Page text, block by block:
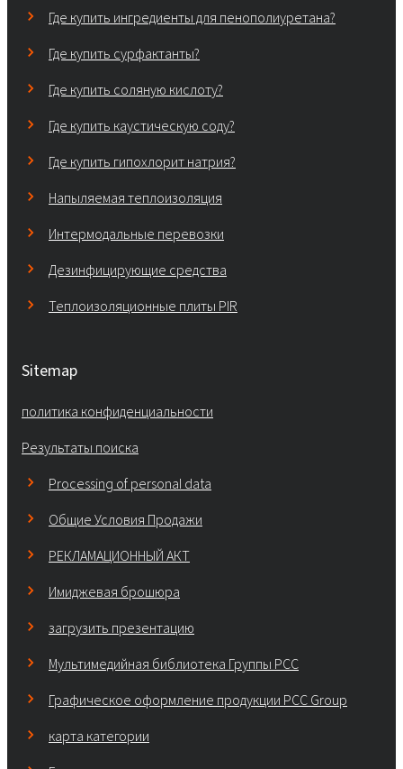
Где купить ингредиенты для пенополиуретана?
Где купить сурфактанты?
Где купить соляную кислоту?
Где купить каустическую соду?
Где купить гипохлорит натрия?
Напыляемая теплоизоляция
Интермодальные перевозки
Дезинфицирующие средства
Теплоизоляционные плиты PIR
Sitemap
политика конфиденциальности
Результаты поиска
Processing of personal data
Общие Условия Продажи
РЕКЛАМАЦИОННЫЙ АКТ
Имиджевая брошюра
загрузить презентацию
Мультимедийная библиотека Группы РСС
Графическое оформление продукции PCC Group
карта категории